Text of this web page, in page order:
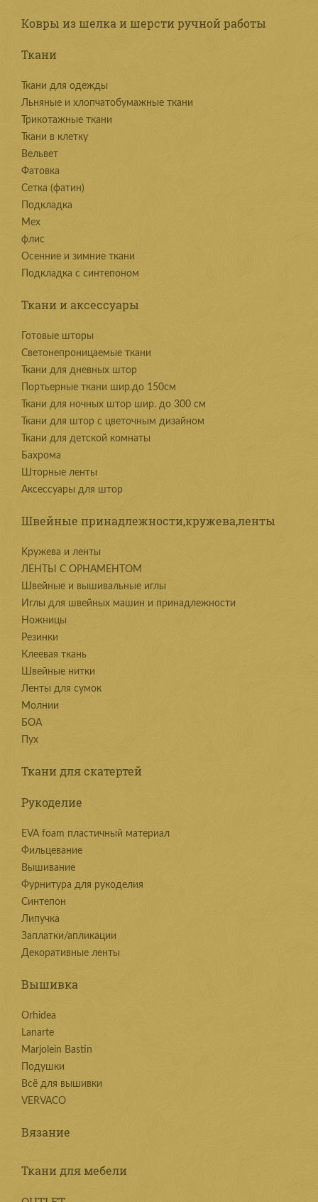
Ковры из шелка и шерсти ручной работы
Ткани
Ткани для одежды
Льняные и хлопчатобумажные ткани
Трикотажные ткани
Ткани в клетку
Вельвет
Фатовка
Сетка (фатин)
Подкладка
Мех
флис
Осенние и зимние ткани
Подкладка с синтепоном
Ткани и аксессуары
Готовые шторы
Светонепроницаемые ткани
Ткани для дневных штор
Портьерные ткани шир.до 150см
Ткани для ночных штор шир. до 300 см
Ткани для штор с цветочным дизайном
Ткани для детской комнаты
Бахрома
Шторные ленты
Аксессуары для штор
Швейные принадлежности,кружева,ленты
Kружева и ленты
ЛЕНТЫ С ОРНАМЕНТОМ
Швейные и вышивальные иглы
Иглы для швейных машин и принадлежности
Ножницы
Резинки
Клеевая ткань
Швейные нитки
Ленты для сумок
Молнии
БОА
Пух
Ткани для скатертей
Рукоделие
EVA foam пластичный материал
Фильцевание
Вышивание
Фурнитура для рукоделия
Синтепон
Липучка
Заплатки/апликации
Декоративные ленты
Вышивка
Orhidea
Lanarte
Marjolein Bastin
Подушки
Всё для вышивки
VERVACO
Вязание
Ткани для мебели